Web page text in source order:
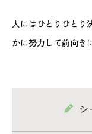
人にはひとりひとり
かに努力して前向き
シ